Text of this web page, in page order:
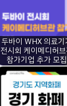
두바이 WHX 의료기
전시회 케이메디허
참가기업 추가 모집